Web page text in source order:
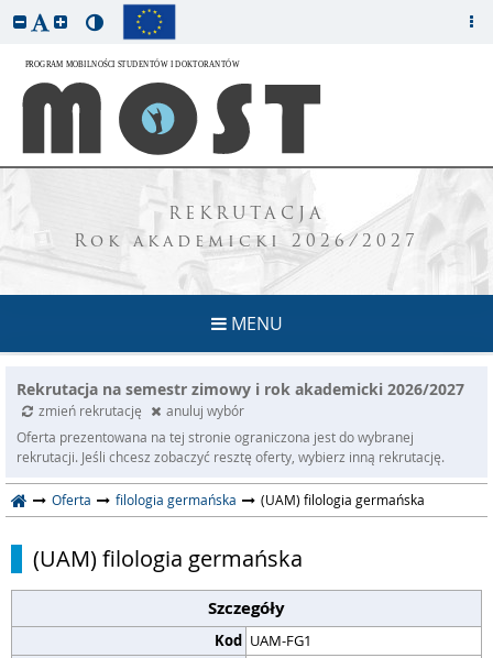
REKRUTACJA
Rok akademicki 2026/2027
MENU
Rekrutacja na semestr zimowy i rok akademicki 2026/2027
zmień rekrutację
anuluj wybór
Oferta prezentowana na tej stronie ograniczona jest do wybranej
rekrutacji. Jeśli chcesz zobaczyć resztę oferty, wybierz inną rekrutację.
Oferta filologia germańska (UAM) filologia germańska
(UAM) filologia germańska
Szczegóły
Kod UAM-FG1